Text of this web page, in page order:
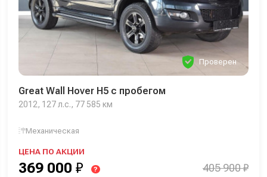
Проверен
Great Wall Hover H5 с пробегом
2012, 127 л.с., 77 585 км
Механическая
ЦЕНА ПО АКЦИИ
369 000 ₽ ? 405 900 ₽